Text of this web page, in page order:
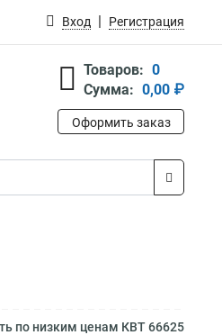
Вход Регистрация
Товаров: 0
Сумма: 0,00 ₽
Оформить заказ
по низким ценам КВТ 66625